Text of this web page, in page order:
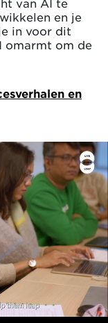
en je
in voor dit
omarmt om de
en